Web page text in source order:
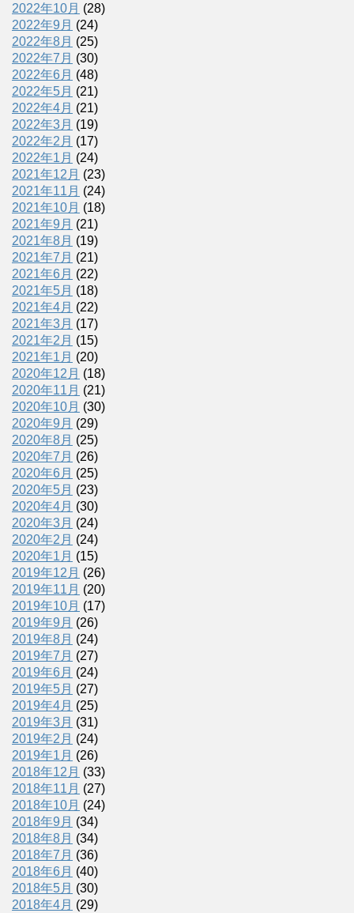
2022年10月 (28)
2022年9月 (24)
2022年8月 (25)
2022年7月 (30)
2022年6月 (48)
2022年5月 (21)
2022年4月 (21)
2022年3月 (19)
2022年2月 (17)
2022年1月 (24)
2021年12月 (23)
2021年11月 (24)
2021年10月 (18)
2021年9月 (21)
2021年8月 (19)
2021年7月 (21)
2021年6月 (22)
2021年5月 (18)
2021年4月 (22)
2021年3月 (17)
2021年2月 (15)
2021年1月 (20)
2020年12月 (18)
2020年11月 (21)
2020年10月 (30)
2020年9月 (29)
2020年8月 (25)
2020年7月 (26)
2020年6月 (25)
2020年5月 (23)
2020年4月 (30)
2020年3月 (24)
2020年2月 (24)
2020年1月 (15)
2019年12月 (26)
2019年11月 (20)
2019年10月 (17)
2019年9月 (26)
2019年8月 (24)
2019年7月 (27)
2019年6月 (24)
2019年5月 (27)
2019年4月 (25)
2019年3月 (31)
2019年2月 (24)
2019年1月 (26)
2018年12月 (33)
2018年11月 (27)
2018年10月 (24)
2018年9月 (34)
2018年8月 (34)
2018年7月 (36)
2018年6月 (40)
2018年5月 (30)
2018年4月 (29)